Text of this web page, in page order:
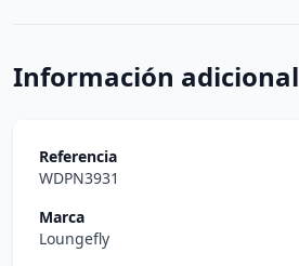
Información adicional
Referencia
WDPN3931
Marca
Loungefly